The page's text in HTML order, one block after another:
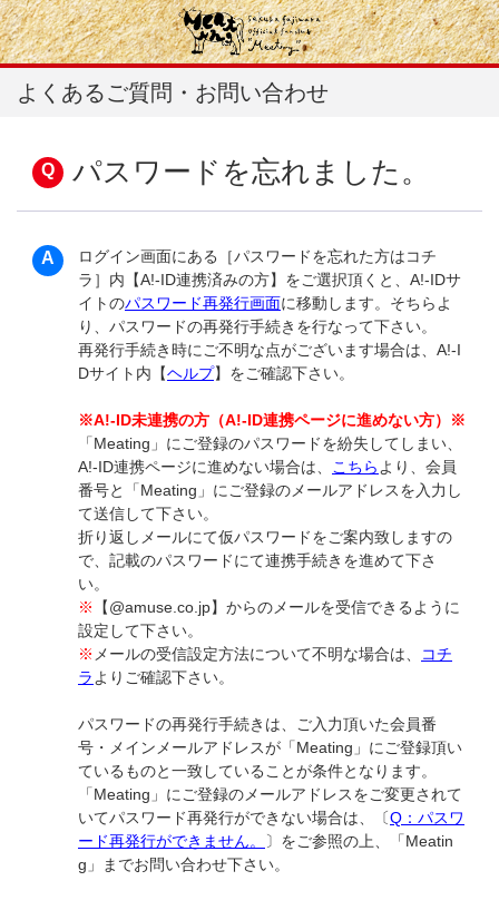
よくあるご質問・お問い合わせ
パスワードを忘れました。
ログイン画面にある［パスワードを忘れた方はコチ
ラ］内【A!-ID連携済みの方】をご選択頂くと、A!-IDサ
イトのパスワード再発行画面に移動します。そちらよ
り、パスワードの再発行手続きを行なって下さい。
再発行手続き時にご不明な点がございます場合は、A!-I
Dサイト内【ヘルプ】をご確認下さい。
※A!-ID未連携の方（A!-ID連携ページに進めない方）※
「Meating」にご登録のパスワードを紛失してしまい、
A!-ID連携ページに進めない場合は、
こちら より、会員
番号と「Meating」にご登録のメールアドレスを入力し
て送信して下さい。
折り返しメールにて仮パスワードをご案内致しますの
で、記載のパスワードにて連携手続きを進めて下さ
い。
※
【@amuse.co.jp】からのメールを受信できるように
設定して下さい。
※ メールの受信設定方法について不明な場合は、
コチ
ラ よりご確認下さい。
パスワードの再発行手続きは、ご入力頂いた会員番
号・メインメールアドレスが「Meating」にご登録頂い
ているものと一致していることが条件となります。
「Meating」にご登録のメールアドレスをご変更されて
いてパスワード再発行ができない場合は、〔Q：パスワ
ード再発行ができません。
〕をご参照の上、「Meatin
g」までお問い合わせ下さい。